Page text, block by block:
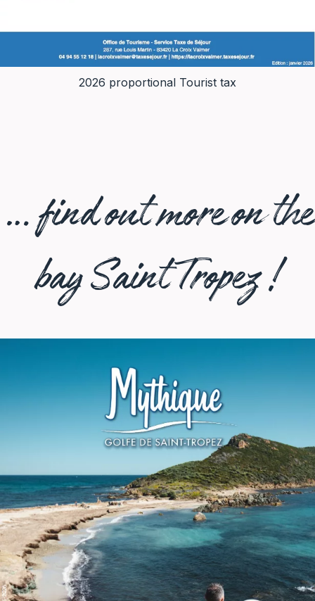
2026 proportional Tourist tax
… find out more on the
bay Saint Tropez !